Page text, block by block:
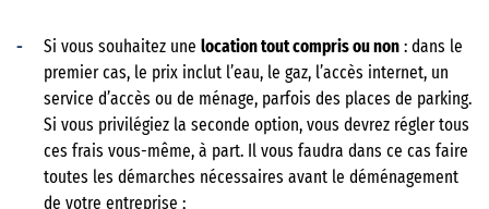
Si vous souhaitez une location tout compris ou non : dans le
premier cas, le prix inclut l’eau, le gaz, l’accès internet, un
service d’accès ou de ménage, parfois des places de parking.
Si vous privilégiez la seconde option, vous devrez régler tous
ces frais vous-même, à part. Il vous faudra dans ce cas faire
toutes les démarches nécessaires avant le déménagement
de votre entreprise ;